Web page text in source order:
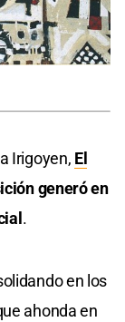
Irigoyen, El
generó en
.
en los
ahonda en